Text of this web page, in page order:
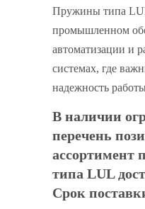
Пружины типа
промышленном
автоматизации и
системах, где
надежность
В наличии
перечень
ассортимент
типа LUL
Срок